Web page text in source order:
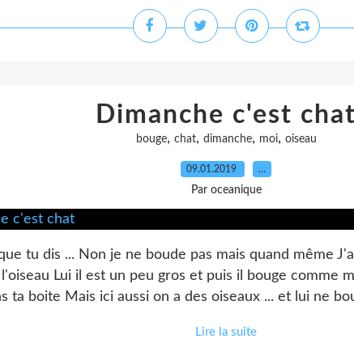
Dimanche c'est chat
bouge, chat, dimanche, moi, oiseau
09.01.2019 …
Par oceanique
tu dis ... Non je ne boude pas mais quand même
Lui il est un peu gros et puis il bouge comme
ta boite Mais ici aussi on a des oiseaux ... et lui ne
Lire la suite